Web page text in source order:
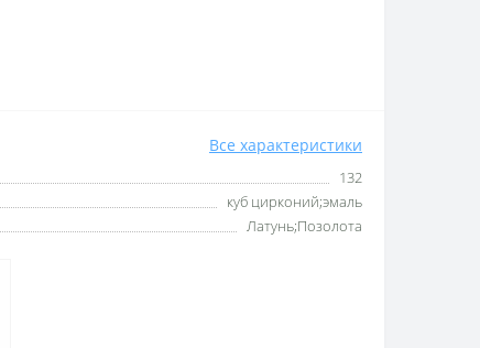
Все характеристики
132
куб цирконий;эмаль
Латунь;Позолота